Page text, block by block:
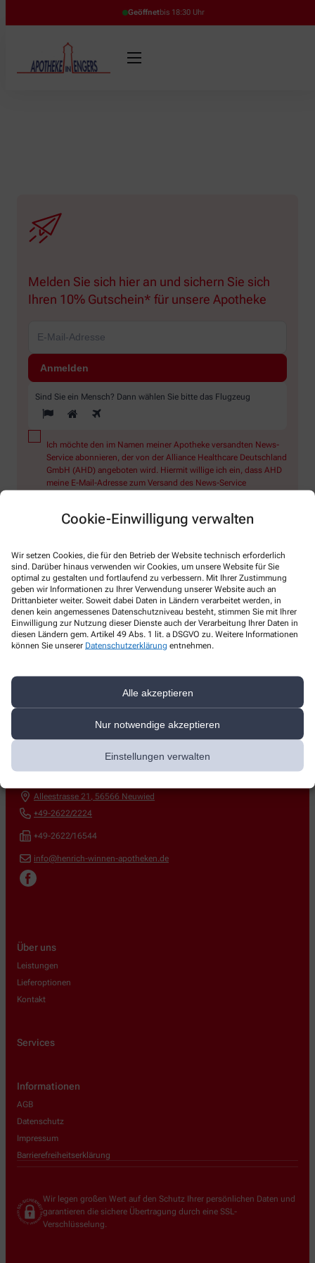
Cookie-Einwilligung verwalten
Wir setzen Cookies, die für den Betrieb der Website technisch erforderlich
sind. Darüber hinaus verwenden wir Cookies, um unsere Website für Sie
optimal zu gestalten und fortlaufend zu verbessern. Mit Ihrer Zustimmung
geben wir Informationen zu Ihrer Verwendung unserer Website auch an
Drittanbieter weiter. Soweit dabei Daten in Ländern verarbeitet werden, in
denen kein angemessenes Datenschutzniveau besteht, stimmen Sie mit Ihrer
Einwilligung zur Nutzung dieser Dienste auch der Verarbeitung Ihrer Daten in
diesen Ländern gem. Artikel 49 Abs. 1 lit. a DSGVO zu. Weitere Informationen
können Sie unserer Datenschutzerklärung entnehmen.
Alle akzeptieren
Nur notwendige akzeptieren
Einstellungen verwalten
Geöffnetbis 18:30 Uhr
Melden Sie sich hier an und sichern Sie sich
Ihren 10% Gutschein* für unsere Apotheke
Sind Sie ein Mensch? Dann wählen Sie bitte das Flugzeug
Ich möchte den im Namen meiner Apotheke versandten News-
Service abonnieren, der von der Alliance Healthcare Deutschland
GmbH (AHD) angeboten wird. Hiermit willige ich ein, dass AHD
meine E-Mail-Adresse zum Versand des News-Service
kann jederzeit für die Zukunft widerrufen werden (z.B. über den
Datenverarbeitung finden sich in derDatenschutzerklärung
* Coupon-Bedingungen: Einmalig einlösbar bis zum
31.12.2026. Mindestbestellwert: 50,00 €. Gültig auf das
gesamte Sortiment, ausgeschlossen rezeptpflichtige Produkte.
Apotheke in Engers
Alleestrasse 21 , 56566 Neuwied
+49-2622/2224
+49-2622/16544
info@henrich-winnen-apotheken.de
Über uns
Leistungen
Lieferoptionen
Kontakt
Services
Informationen
AGB
Datenschutz
Impressum
Barrierefreiheitserklärung
Wir legen großen Wert auf den Schutz Ihrer persönlichen Daten und
garantieren die sichere Übertragung durch eine SSL-
Verschlüsselung.